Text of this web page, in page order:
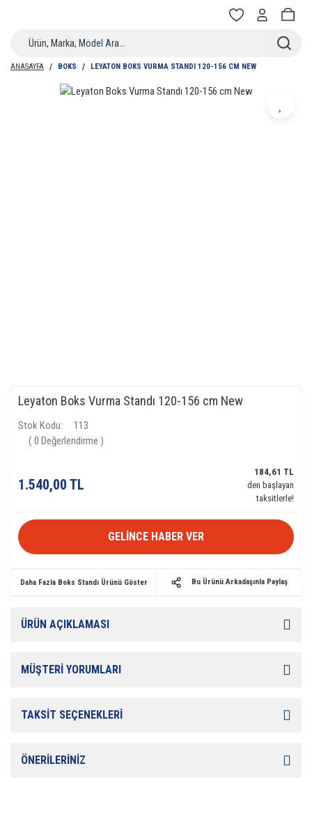
ANASAYFA BOKS LEYATON BOKS VURMA STANDI 120-156 CM NEW
Leyaton Boks Vurma Standı 120-156 cm New
Stok Kodu
113
( 0 Değerlendirme )
1.540,00 TL
184,61 TL
den başlayan
taksitlerle!
GELİNCE HABER VER
Daha Fazla Boks Standı Ürünü Göster Bu Ürünü Arkadaşınla Paylaş
ÜRÜN AÇIKLAMASI
MÜŞTERİ YORUMLARI
TAKSİT SEÇENEKLERİ
ÖNERİLERİNİZ